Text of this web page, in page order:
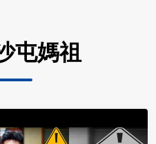
屯媽祖